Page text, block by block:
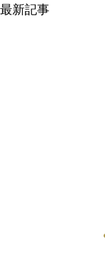
最新記事